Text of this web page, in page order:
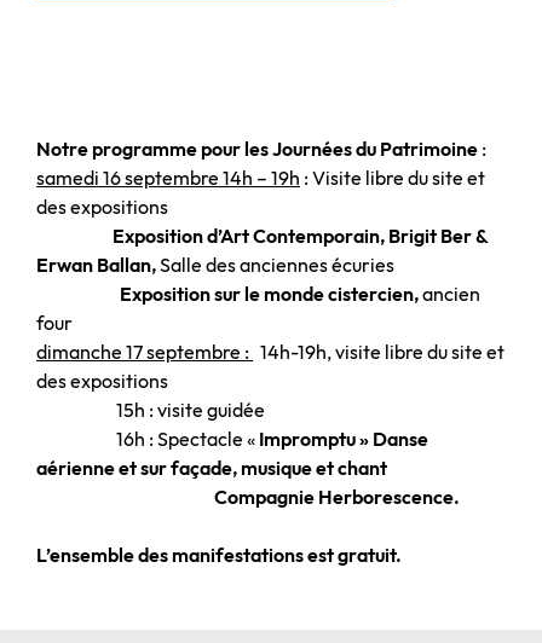
Notre programme pour les Journées du Patrimoine :
samedi 16 septembre 14h – 19h : Visite libre du site et
des expositions
Exposition d’Art Contemporain, Brigit Ber &
Erwan Ballan,Salle des anciennes écuries
Exposition sur le monde cistercien,ancien
four
dimanche 17 septembre : 14h-19h, visite libre du site et
des expositions
15h : visite guidée
16h : Spectacle « Impromptu » Danse
aérienne et sur façade, musique et chant
Compagnie Herborescence.
L’ensemble des manifestations est gratuit.